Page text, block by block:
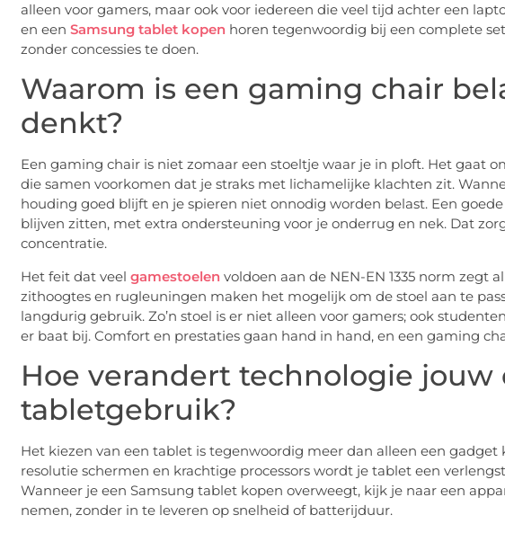
alleen voor gamers, maar ook voor iedereen die veel tijd achter een
en een Samsung tablet kopen horen tegenwoordig bij een complete
zonder concessies te doen.
Waarom is een gaming chair
denkt?
Een gaming chair is niet zomaar een stoeltje waar je in ploft. Het gaat
die samen voorkomen dat je straks met lichamelijke klachten zit.
houding goed blijft en je spieren niet onnodig worden belast. Een
blijven zitten, met extra ondersteuning voor je onderrug en nek. Dat
concentratie.
Het feit dat veel gamestoelen voldoen aan de NEN-EN 1335 norm zegt
zithoogtes en rugleuningen maken het mogelijk om de stoel aan te
langdurig gebruik. Zo’n stoel is er niet alleen voor gamers; ook
er baat bij. Comfort en prestaties gaan hand in hand, en een gaming
Hoe verandert technologie jouw
tabletgebruik?
Het kiezen van een tablet is tegenwoordig meer dan alleen een
resolutie schermen en krachtige processors wordt je tablet een
Wanneer je een Samsung tablet kopen overweegt, kijk je naar een
nemen, zonder in te leveren op snelheid of batterijduur.